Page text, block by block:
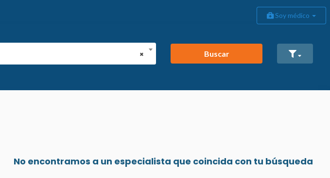
Soy médico
×
Buscar
No encontramos a un especialista que coincida con tu búsqueda